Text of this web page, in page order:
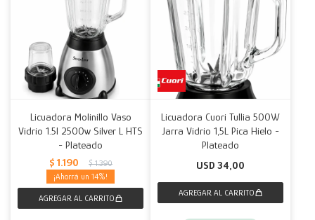
Licuadora Molinillo Vaso
Vidrio 1.5l 2500w Silver L HTS
- Plateado
$ 1.190 $ 1.390
14
Licuadora Cuori Tullia 500W
Jarra Vidrio 1,5L Pica Hielo -
Plateado
USD 34,00